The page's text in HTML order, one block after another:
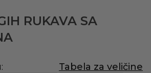
RUKAVA SA
Tabela za veličine